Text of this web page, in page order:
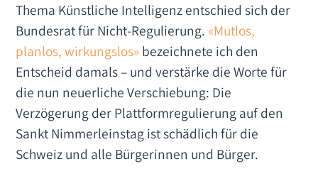
Thema Künstliche Intelligenz entschied sich der
Bundesrat für Nicht-Regulierung. «Mutlos,
planlos, wirkungslos»bezeichnete ich den
Entscheid damals – und verstärke die Worte für
die nun neuerliche Verschiebung: Die
Verzögerung der Plattformregulierung auf den
Sankt Nimmerleinstag ist schädlich für die
Schweiz und alle Bürgerinnen und Bürger.